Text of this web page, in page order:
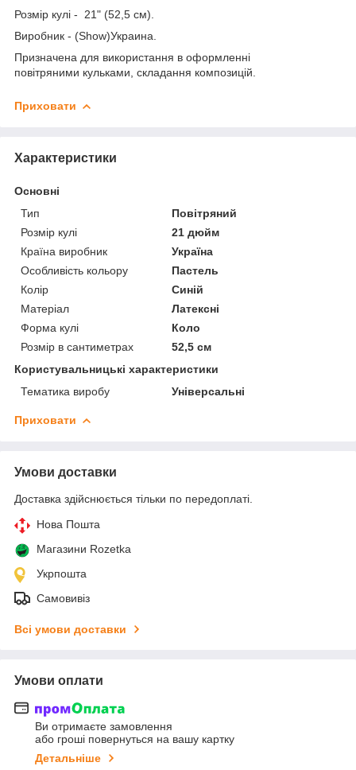
Розмір кулі - 21" (52,5 см).
Виробник - (Show)Украина.
Призначена для використання в оформленні
повітряними кульками, складання композицій.
Приховати
Характеристики
Основні
Тип
Повітряний
Розмір кулі
21 дюйм
Країна виробник
Україна
Особливість кольору
Пастель
Колір
Синій
Матеріал
Латексні
Форма кулі
Коло
Розмір в сантиметрах
52,5 см
Користувальницькі характеристики
Тематика виробу
Універсальні
Приховати
Умови доставки
Доставка здійснюється тільки по передоплаті.
Нова Пошта
Магазини Rozetka
Укрпошта
Самовивіз
Всі умови доставки
Умови оплати
Ви отримаєте замовлення
або гроші повернуться на вашу картку
Детальніше